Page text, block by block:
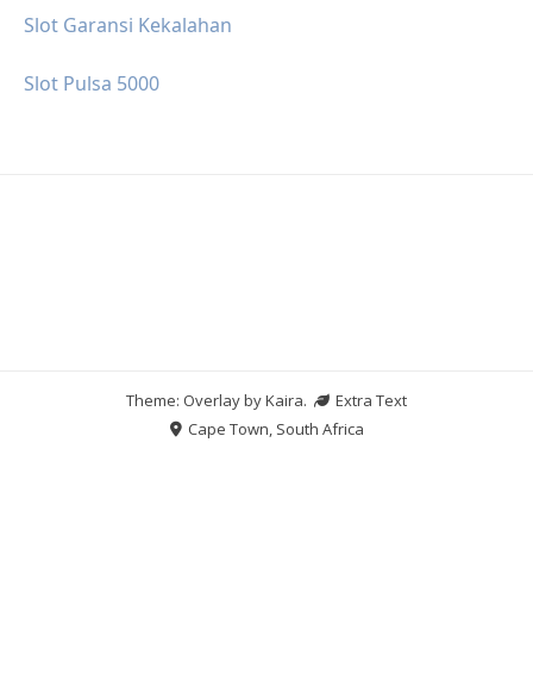
Slot Garansi Kekalahan
Slot Pulsa 5000
Theme: Overlay byKaira.
Extra Text
Cape Town, South Africa